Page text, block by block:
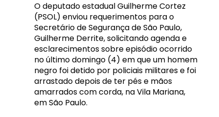
O deputado estadual Guilherme Cortez
(PSOL) enviou requerimentos para o
Secretário de Segurança de São Paulo,
Guilherme Derrite, solicitando agenda e
esclarecimentos sobre episódio ocorrido
no último domingo (4) em que um homem
negro foi detido por policiais militares e foi
arrastado depois de ter pés e mãos
amarrados com corda, na Vila Mariana,
em São Paulo.